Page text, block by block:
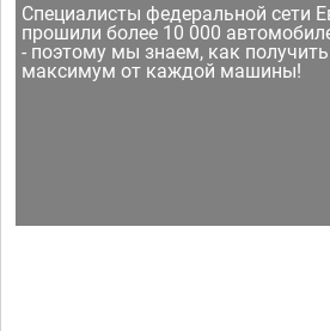
Специалисты федеральной сети
прошили более 10 000
- поэтому мы знаем, как
максимум от каждой машины!